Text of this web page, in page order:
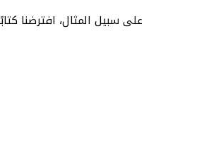
على سبيل المثال، افترضنا كتابًا مكونًا من 364 صفحة. إذا قرأ شخص ما، مثلاً محمد، 155 صفحة،